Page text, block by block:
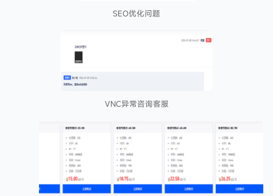
SEO优化问题
VNC异常咨询客服